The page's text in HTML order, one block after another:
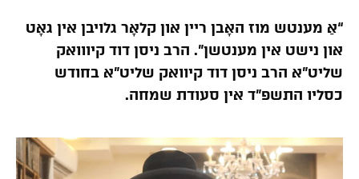
“אַ מענטש מוז האָבן ריין און קלאָר גלויבן אין גאָט
און נישט אין מענטשן”. הרב ניסן דוד קיווואק
שליט”א הרב ניסן דוד קיוואק שליט”א בחודש
כסליו התשפ”ד אין סעודת שמחה.